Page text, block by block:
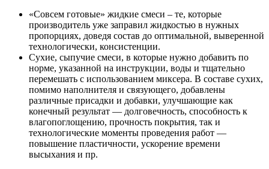
«Совсем готовые» жидкие смеси – те, которые
производитель уже заправил жидкостью в нужных
пропорциях, доведя состав до оптимальной, выверенной
технологически, консистенции.
Сухие, сыпучие смеси, в которые нужно добавить по
норме, указанной на инструкции, воды и тщательно
перемешать с использованием миксера. В составе сухих,
помимо наполнителя и связующего, добавлены
различные присадки и добавки, улучшающие как
конечный результат — долговечность, способность к
влагопоглощению, прочность покрытия, так и
технологические моменты проведения работ —
повышение пластичности, ускорение времени
высыхания и пр.